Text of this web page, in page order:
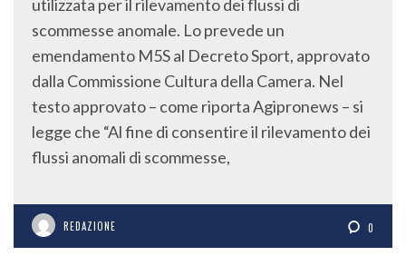
utilizzata per il rilevamento dei flussi di
scommesse anomale. Lo prevede un
emendamento M5S al Decreto Sport, approvato
dalla Commissione Cultura della Camera. Nel
testo approvato – come riporta Agipronews – si
legge che “Al fine di consentire il rilevamento dei
flussi anomali di scommesse,
REDAZIONE 0